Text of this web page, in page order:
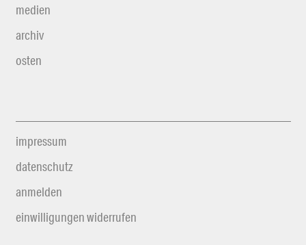
medien
archiv
osten
impressum
datenschutz
anmelden
einwilligungen widerrufen